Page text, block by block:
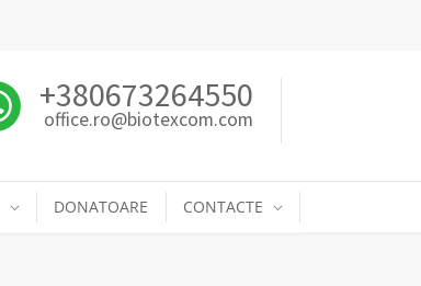
+380673264550
office.ro@biotexcom.com
DONATOARE CONTACTE